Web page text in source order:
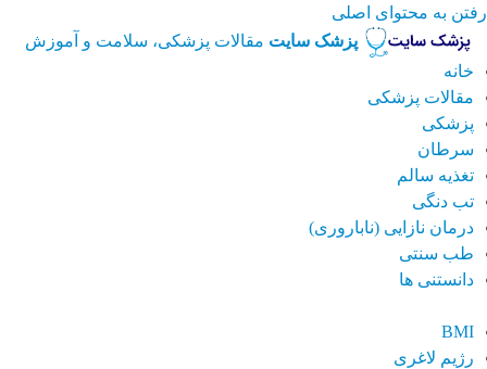
رفتن به محتوای اصلی
پزشک سایت مقالات پزشکی، سلامت و آموزش
خانه
مقالات پزشکی
پزشکی
سرطان
تغذیه سالم
تب دنگی
درمان نازایی (ناباروری)
طب سنتی
دانستنی ها
BMI
رژیم لاغری